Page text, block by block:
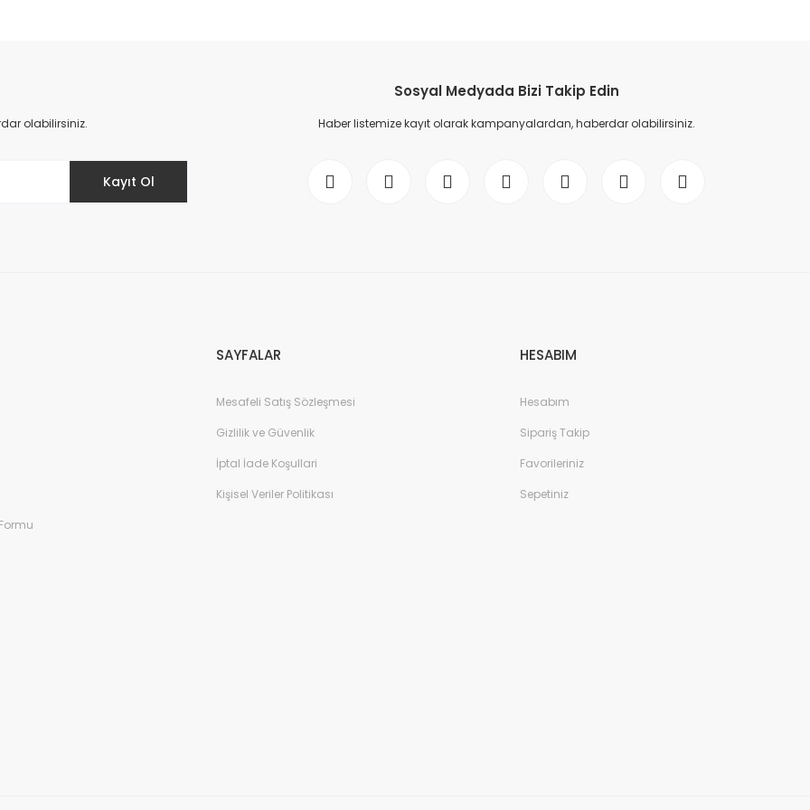
olabilirsiniz.
Kayıt Ol
Sosyal Medyada Bizi Takip Edin
Haber listemize kayıt olarak kampanyalardan, haberdar olabilirsiniz.
SAYFALAR
Mesafeli Satış Sözleşmesi
Gizlilik ve Güvenlik
İptal İade Koşullari
Kişisel Veriler Politikası
HESABIM
Hesabım
Sipariş Takip
Favorileriniz
Sepetiniz